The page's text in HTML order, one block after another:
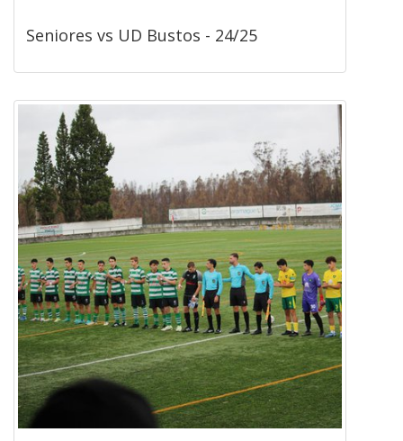
Seniores vs UD Bustos - 24/25